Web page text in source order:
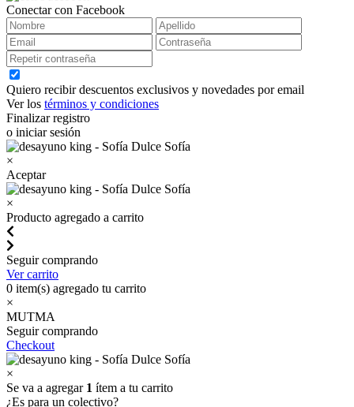
Conectar con Facebook
Quiero recibir descuentos exclusivos y novedades por email
Ver los términos y condiciones
Finalizar registro
o iniciar sesión
×
Aceptar
×
Producto agregado a carrito
Seguir comprando
Ver carrito
0 item(s) agregado tu carrito
×
MUTMA
Seguir comprando
Checkout
×
Se va a agregar 1 ítem a tu carrito
¿Es para un colectivo?